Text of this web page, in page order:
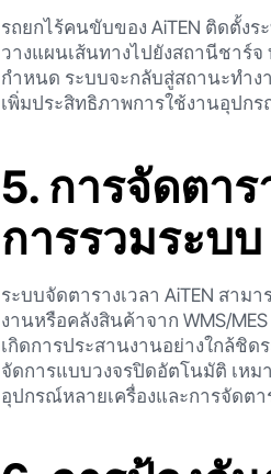
รถยกไร้คนขับของ AiTEN ติดตั้ง
วางแผนเส้นทางไปยังสถานีชาร์จ
กำหนด ระบบจะกลับสู่สถานะทำ
เพิ่มประสิทธิภาพการใช้งานอุปก
5. การจัดตา
การรวมระบบ
ระบบจัดตารางเวลา AiTEN สาม
งานหรือคลังสินค้าจาก WMS/
เกิดการประสานงานอย่างใกล้ชิ
จัดการแบบวงจรปิดอัตโนมัติ เห
อุปกรณ์หลายเครื่องและการจัดตา